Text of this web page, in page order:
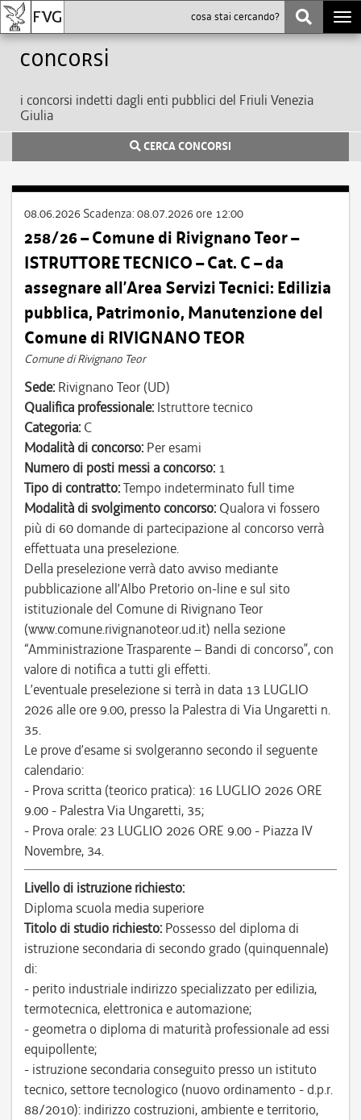
Concorsi
i concorsi indetti dagli enti pubblici del Friuli Venezia
Giulia
CERCA CONCORSI
08.06.2026 Scadenza: 08.07.2026 ore 12:00
258/26 – Comune di Rivignano Teor –
ISTRUTTORE TECNICO – Cat. C – da
assegnare all’Area Servizi Tecnici: Edilizia
pubblica, Patrimonio, Manutenzione del
Comune di RIVIGNANO TEOR
Comune di Rivignano Teor
Sede: Rivignano Teor (UD)
Qualifica professionale: Istruttore tecnico
Categoria: C
Modalità di concorso: Per esami
Numero di posti messi a concorso: 1
Tipo di contratto:Tempo indeterminato full time
Modalità di svolgimento concorso: Qualora vi fossero
più di 60 domande di partecipazione al concorso verrà
effettuata una preselezione.
Della preselezione verrà dato avviso mediante
pubblicazione all’Albo Pretorio on-line e sul sito
istituzionale del Comune di Rivignano Teor
(www.comune.rivignanoteor.ud.it) nella sezione
“Amministrazione Trasparente – Bandi di concorso”, con
valore di notifica a tutti gli effetti.
L’eventuale preselezione si terrà in data 13 LUGLIO
2026 alle ore 9.00, presso la Palestra di Via Ungaretti n.
35.
Le prove d’esame si svolgeranno secondo il seguente
calendario:
- Prova scritta (teorico pratica): 16 LUGLIO 2026 ORE
9.00 - Palestra Via Ungaretti, 35;
- Prova orale: 23 LUGLIO 2026 ORE 9.00 - Piazza IV
Novembre, 34.
Livello di istruzione richiesto:
Diploma scuola media superiore
Titolo di studio richiesto: Possesso del diploma di
istruzione secondaria di secondo grado (quinquennale)
di:
- perito industriale indirizzo specializzato per edilizia,
termotecnica, elettronica e automazione;
- geometra o diploma di maturità professionale ad essi
equipollente;
- istruzione secondaria conseguito presso un istituto
tecnico, settore tecnologico (nuovo ordinamento - d.p.r.
88/2010): indirizzo costruzioni, ambiente e territorio,